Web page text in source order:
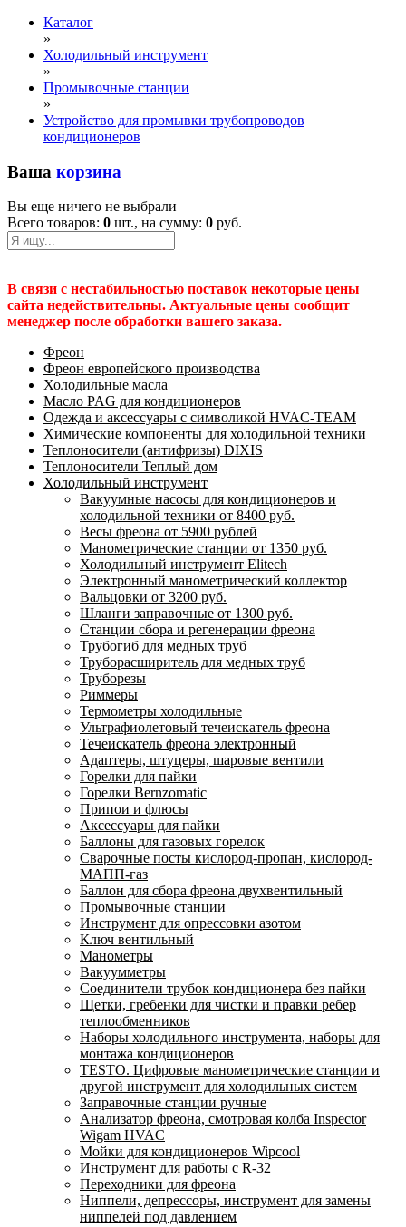
Каталог
»
Холодильный инструмент
»
Промывочные станции
»
Устройство для промывки трубопроводов
кондиционеров
Ваша корзина
Вы еще ничего не выбрали
Всего товаров: 0 шт., на сумму: 0 руб.
В связи с нестабильностью поставок некоторые цены
сайта недействительны. Актуальные цены сообщит
менеджер после обработки вашего заказа.
Фреон
Фреон европейского производства
Холодильные масла
Масло PAG для кондиционеров
Одежда и аксессуары с символикой HVAC-TEAM
Химические компоненты для холодильной техники
Теплоносители (антифризы) DIXIS
Теплоносители Теплый дом
Холодильный инструмент
Вакуумные насосы для кондиционеров и
холодильной техники от 8400 руб.
Весы фреона от 5900 рублей
Манометрические станции от 1350 руб.
Холодильный инструмент Elitech
Электронный манометрический коллектор
Вальцовки от 3200 руб.
Шланги заправочные от 1300 руб.
Станции сбора и регенерации фреона
Трубогиб для медных труб
Труборасширитель для медных труб
Труборезы
Риммеры
Термометры холодильные
Ультрафиолетовый течеискатель фреона
Течеискатель фреона электронный
Адаптеры, штуцеры, шаровые вентили
Горелки для пайки
Горелки Bernzomatic
Припои и флюсы
Аксессуары для пайки
Баллоны для газовых горелок
Сварочные посты кислород-пропан, кислород-
МАПП-газ
Баллон для сбора фреона двухвентильный
Промывочные станции
Инструмент для опрессовки азотом
Ключ вентильный
Манометры
Вакуумметры
Соединители трубок кондиционера без пайки
Щетки, гребенки для чистки и правки ребер
теплообменников
Наборы холодильного инструмента, наборы для
монтажа кондиционеров
TESTO. Цифровые манометрические станции и
другой инструмент для холодильных систем
Заправочные станции ручные
Анализатор фреона, смотровая колба Inspector
Wigam HVAC
Мойки для кондиционеров Wipcool
Инструмент для работы с R-32
Переходники для фреона
Ниппели, депрессоры, инструмент для замены
ниппелей под давлением